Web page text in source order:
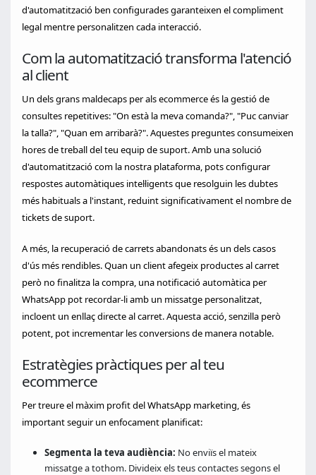
d'automatització ben configurades garanteixen el compliment
legal mentre personalitzen cada interacció.
Com la automatització transforma l'atenció
al client
Un dels grans maldecaps per als ecommerce és la gestió de
consultes repetitives: "On està la meva comanda?", "Puc canviar
la talla?", "Quan em arribarà?". Aquestes preguntes consumeixen
hores de treball del teu equip de suport. Amb una solució
d'automatització com la nostra plataforma, pots configurar
respostes automàtiques intel·ligents que resolguin les dubtes
més habituals a l'instant, reduint significativament el nombre de
tickets de suport.
A més, la recuperació de carrets abandonats és un dels casos
d'ús més rendibles. Quan un client afegeix productes al carret
però no finalitza la compra, una notificació automàtica per
WhatsApp pot recordar-li amb un missatge personalitzat,
incloent un enllaç directe al carret. Aquesta acció, senzilla però
potent, pot incrementar les conversions de manera notable.
Estratègies pràctiques per al teu
ecommerce
Per treure el màxim profit del WhatsApp marketing, és
important seguir un enfocament planificat:
Segmenta la teva audiència: No enviïs el mateix
missatge a tothom. Divideix els teus contactes segons el